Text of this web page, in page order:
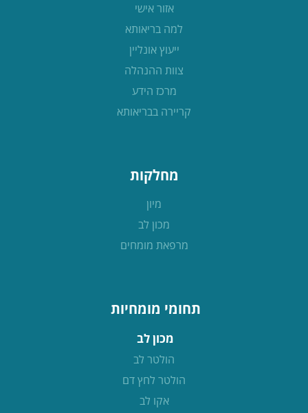
אזור אישי
למה בריאותא
ייעוץ אונליין
צוות ההנהלה
מרכז הידע
קריירה בבריאותא
מחלקות
מיון
מכון לב
מרפאת מומחים
תחומי מומחיות
מכון לב
הולטר לב
הולטר לחץ דם
אקו לב